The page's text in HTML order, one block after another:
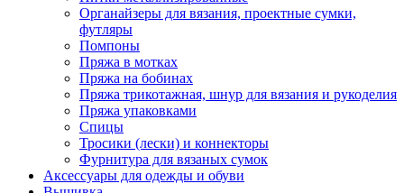
Органайзеры для вязания, проектные сумки,
футляры
Помпоны
Пряжа в мотках
Пряжа на бобинах
Пряжа трикотажная, шнур для вязания и рукоделия
Пряжа упаковками
Спицы
Тросики (лески) и коннекторы
Фурнитура для вязаных сумок
Аксессуары для одежды и обуви